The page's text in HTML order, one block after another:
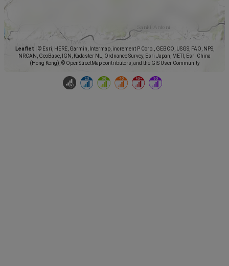
Leaflet
© Esri, HERE, Garmin, Intermap, increment P Corp., GEBCO, USGS, FAO, NPS,
NRCAN, GeoBase, IGN, Kadaster NL, Ordnance Survey, Esri Japan, METI, Esri China
(Hong Kong), © OpenStreetMap contributors, and the GIS User Community